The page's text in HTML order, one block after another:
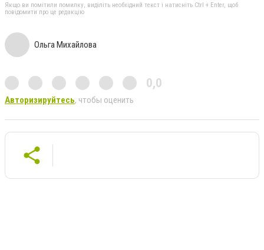
Якщо ви помітили помилку, виділіть необхідний текст і натисніть Ctrl + Enter, щоб
повідомити про це редакцію
Ольга Михайлова
0,0
Авторизируйтесь, чтобы оценить